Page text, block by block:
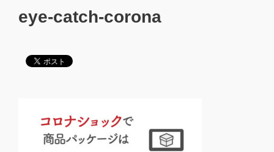
eye-catch-corona